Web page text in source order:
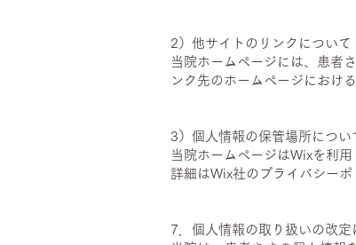
2）他サイトのリンクについて
当院ホームページには、患者
ンク先のホームページにおけ
3）個人情報の保管場所につい
当院ホームページはWixを利
詳細はWix社のプライバシーポ
7．個人情報の取り扱いの改定